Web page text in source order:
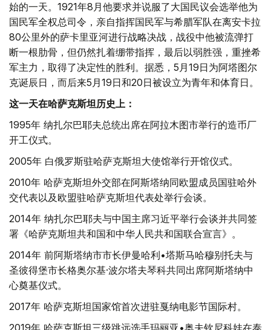
始的一天。1921年8月他要求并说服了大国民议会选举他为
国民军全权总司令，亲自指挥国民军与希腊军队在离安卡拉
80公里外的萨卡里亚河进行战略决战，战役中他被流弹打
断一根肋骨，但仍然扎着绷带指挥，最后以弱胜强，重挫希
军主力，取得了决定性的胜利。据悉，5月19日为阿塔图尔
克诞辰日，而后来5月19日和20日被设立为青年和体育日。
这一天在哈萨克斯坦历史上 ：
1995年 纳扎尔巴耶夫总统出席在阿拉木图市举行的造币厂
开工仪式。
2005年 白俄罗斯驻哈萨克斯坦大使馆举行开馆仪式。
2010年 哈萨克斯坦外交部在阿斯塔纳同欧盟成员国驻哈外
交代表以及欧盟驻哈萨克斯坦代表处举行会谈。
2014年 纳扎尔巴耶夫与中国主席习近平举行会谈并共同签
署《哈萨克斯坦共和国和中华人民共和国联合宣言》。
2014年 前阿斯塔纳市市长伊曼哈利•塔斯马哈穆别托夫与
圣彼得堡市长格奥尔基·波尔塔夫琴科共同出席阿斯塔纳中
心奠基仪式。
2017年 哈萨克斯坦国家馆首次进驻戛纳电影节国际村。